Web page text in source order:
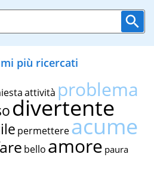
più ricercati
attività problema
divertente
permettereacume
bello amore paura